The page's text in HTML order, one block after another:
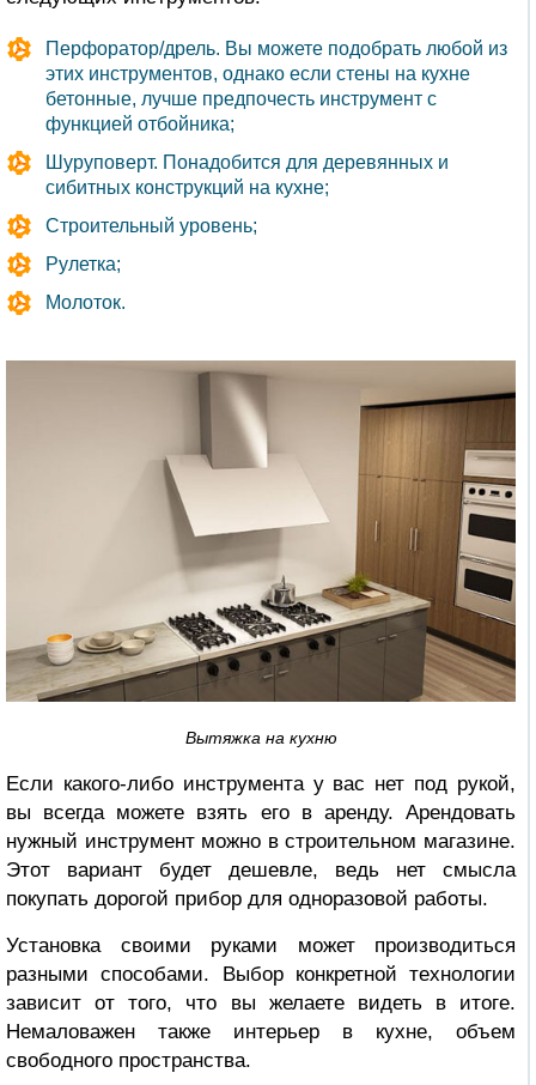
Перфоратор/дрель. Вы можете подобрать любой из
этих инструментов, однако если стены на кухне
бетонные, лучше предпочесть инструмент с
функцией отбойника;
Шуруповерт. Понадобится для деревянных и
сибитных конструкций на кухне;
Строительный уровень;
Рулетка;
Молоток.
Вытяжка на кухню
Если какого-либо инструмента у вас нет под рукой,
вы всегда можете взять его в аренду. Арендовать
нужный инструмент можно в строительном магазине.
Этот вариант будет дешевле, ведь нет смысла
покупать дорогой прибор для одноразовой работы.
Установка своими руками может производиться
разными способами. Выбор конкретной технологии
зависит от того, что вы желаете видеть в итоге.
Немаловажен также интерьер в кухне, объем
свободного пространства.